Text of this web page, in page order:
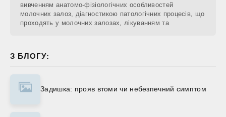
вивченням анатомо-фізіологічних особливостей
молочних залоз, діагностикою патологічних процесів, що
проходять у молочних залозах, лікуванням та
З БЛОГУ:
Задишка: прояв втоми чи небезпечний симптом